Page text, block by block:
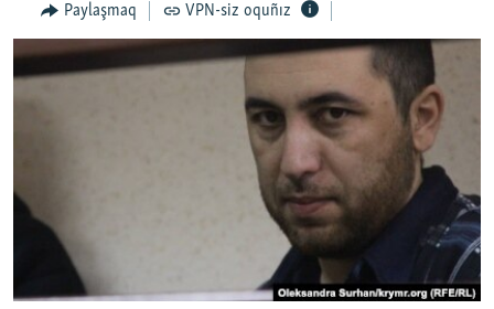
İNSAN AQLARI
VİDEO
Русский
Українською
Paylaşmaq VPN-siz oquñız